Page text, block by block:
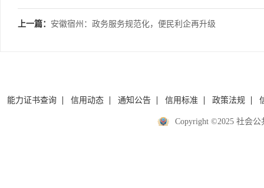
上一篇： 安徽宿州：政务服务规范化，便民利企再升级
能力证书查询 信用动态 通知公告 信用标准 政策法规
Copyright ©2025 社会